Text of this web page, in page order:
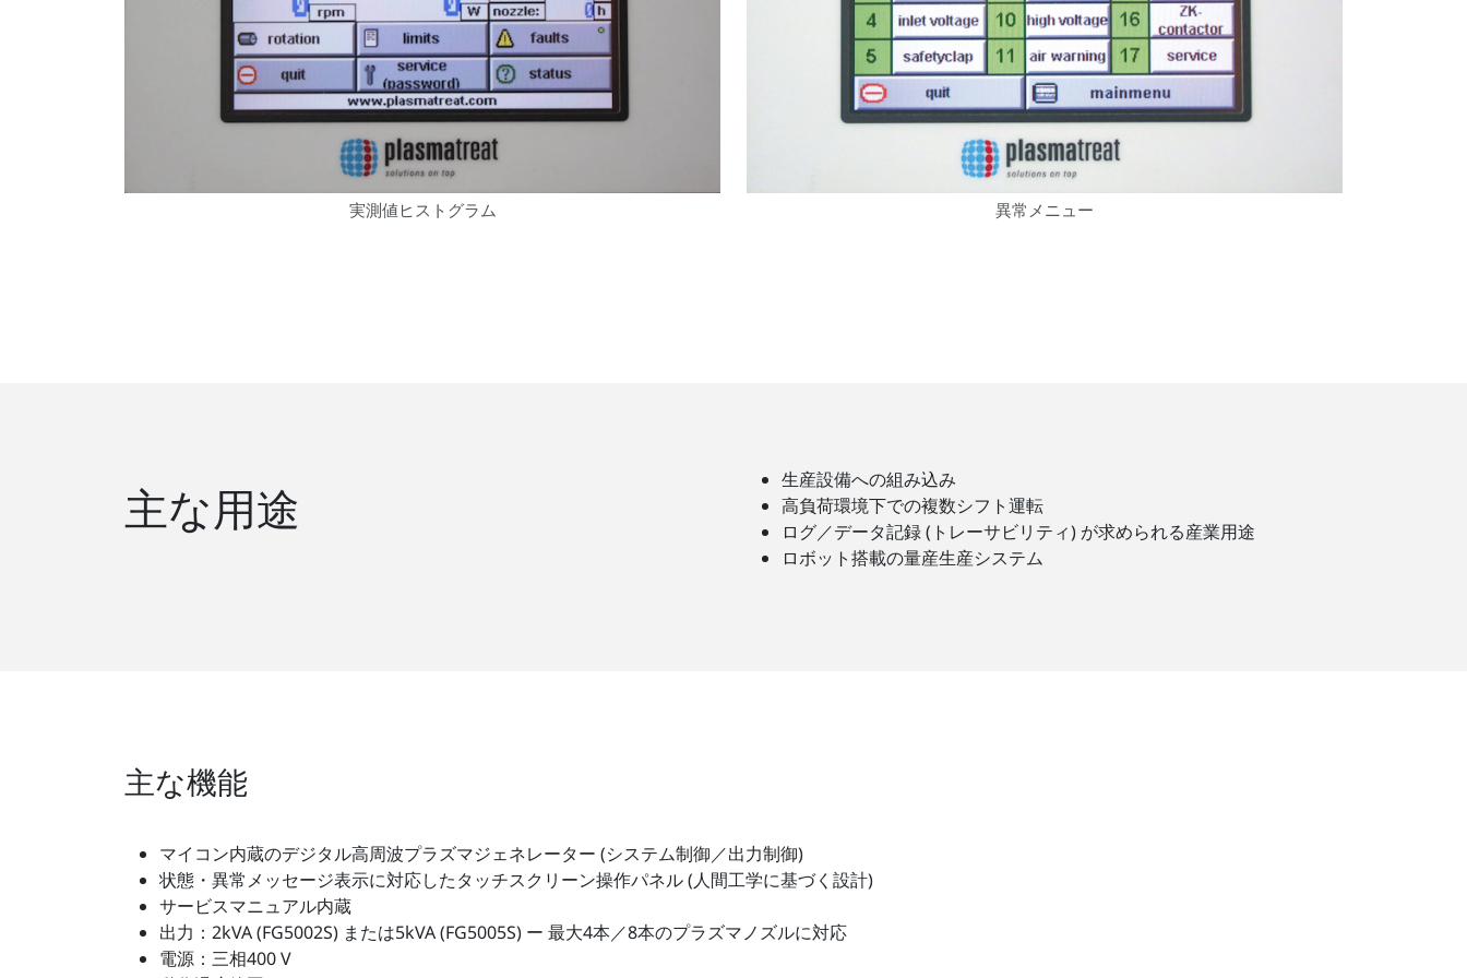
実測値ヒストグラム 異常メニュー
主な用途
生産設備への組み込み
高負荷環境下での複数シフト運転
ログ／データ記録 (トレーサビリティ) が求められる産業用途
ロボット搭載の量産生産システム
主な機能
マイコン内蔵のデジタル高周波プラズマジェネレーター (システム制御／出力制御)
状態・異常メッセージ表示に対応したタッチスクリーン操作パネル (人間工学に基づく設計)
サービスマニュアル内蔵
出力：2kVA (FG5002S) または5kVA (FG5005S) ー 最大4本／8本のプラズマノズルに対応
電源：三相400 V